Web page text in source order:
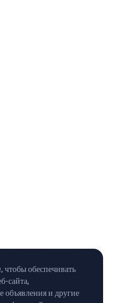
обеспечивать
сайта,
объявления и другие